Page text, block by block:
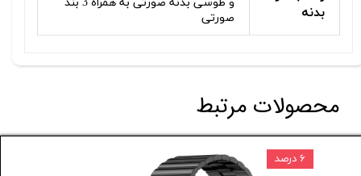
بدنه
صورتی
محصولات مرتبط
۶ درصد